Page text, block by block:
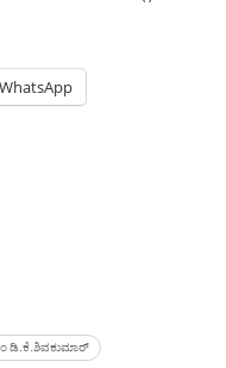
WhatsApp
ಡಿ.ಕೆ.ಶಿವಕುಮಾರ್